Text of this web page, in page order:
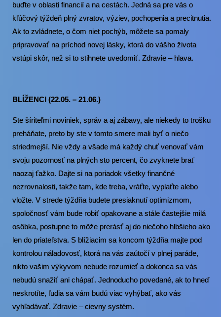
buďte v oblasti financií a na cestách. Jedná sa pre vás o
kľúčový týždeň plný zvratov, výziev, pochopenia a precitnutia.
Ak to zvládnete, o čom niet pochýb, môžete sa pomaly
pripravovať na príchod novej lásky, ktorá do vášho života
vstúpi skôr, než si to stihnete uvedomiť. Zdravie – hlava.
BLÍŽENCI (22.05. – 21.06.)
Ste šíriteľmi noviniek, správ a aj zábavy, ale niekedy to trošku
preháňate, preto by ste v tomto smere mali byť o niečo
striedmejší. Nie vždy a všade má každý chuť venovať vám
svoju pozornosť na plných sto percent, čo zvyknete brať
naozaj ťažko. Dajte si na poriadok všetky finančné
nezrovnalosti, takže tam, kde treba, vráťte, vyplaťte alebo
vložte. V strede týždňa budete presiaknutí optimizmom,
spoločnosť vám bude robiť opakovane a stále častejšie milá
osôbka, postupne to môže prerásť aj do niečoho hlbšieho ako
len do priateľstva. S blížiacim sa koncom týždňa majte pod
kontrolou náladovosť, ktorá na vás zaútočí v plnej paráde,
nikto vašim výkyvom nebude rozumieť a dokonca sa vás
nebudú snažiť ani chápať. Jednoducho povedané, ak to hneď
neskrotíte, ľudia sa vám budú viac vyhýbať, ako vás
vyhľadávať. Zdravie – cievny systém.